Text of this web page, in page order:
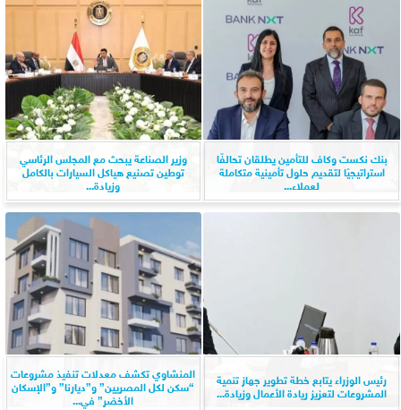
بنك نكست وكاف للتأمين يطلقان تحالفًا
استراتيجيًا لتقديم حلول تأمينية متكاملة
لعملاء...
وزير الصناعة يبحث مع المجلس الرئاسي
توطين تصنيع هياكل السيارات بالكامل
وزيادة...
رئيس الوزراء يتابع خطة تطوير جهاز تنمية
المشروعات لتعزيز ريادة الأعمال وزيادة...
المنشاوي تكشف معدلات تنفيذ مشروعات
“سكن لكل المصريين” و”ديارنا” و”الإسكان
الأخضر” في...